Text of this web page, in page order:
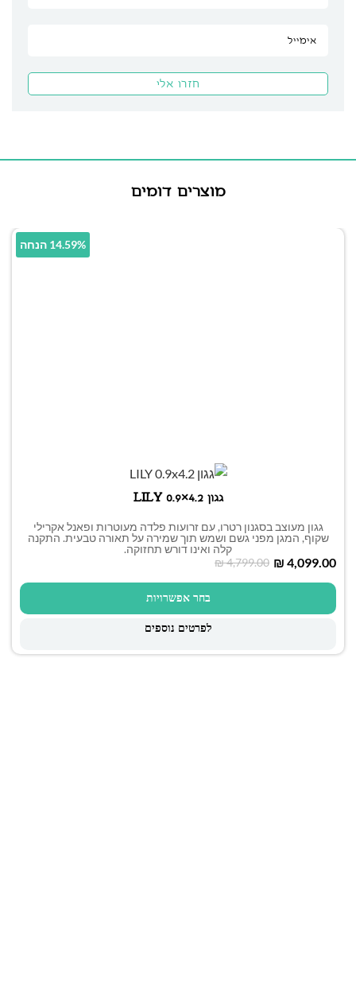
מוצרים דומים
14.59% הנחה
גגון LILY 0.9×4.2
גגון מעוצב בסגנון רטרו, עם זרועות פלדה מעוטרות ופאנל אקרילי
שקוף, המגן מפני גשם ושמש תוך שמירה על תאורה טבעית. התקנה
קלה ואינו דורש תחזוקה.
₪4,799.00 ₪ 4,099.00
בחר אפשרויות
לפרטים נוספים